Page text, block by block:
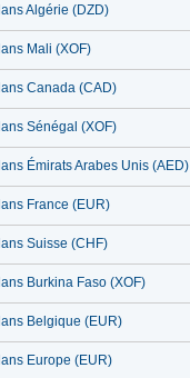
Algérie (DZD)
Mali (XOF)
Canada (CAD)
Sénégal (XOF)
Émirats Arabes Unis (AED)
France (EUR)
Suisse (CHF)
Burkina Faso (XOF)
Belgique (EUR)
Europe (EUR)